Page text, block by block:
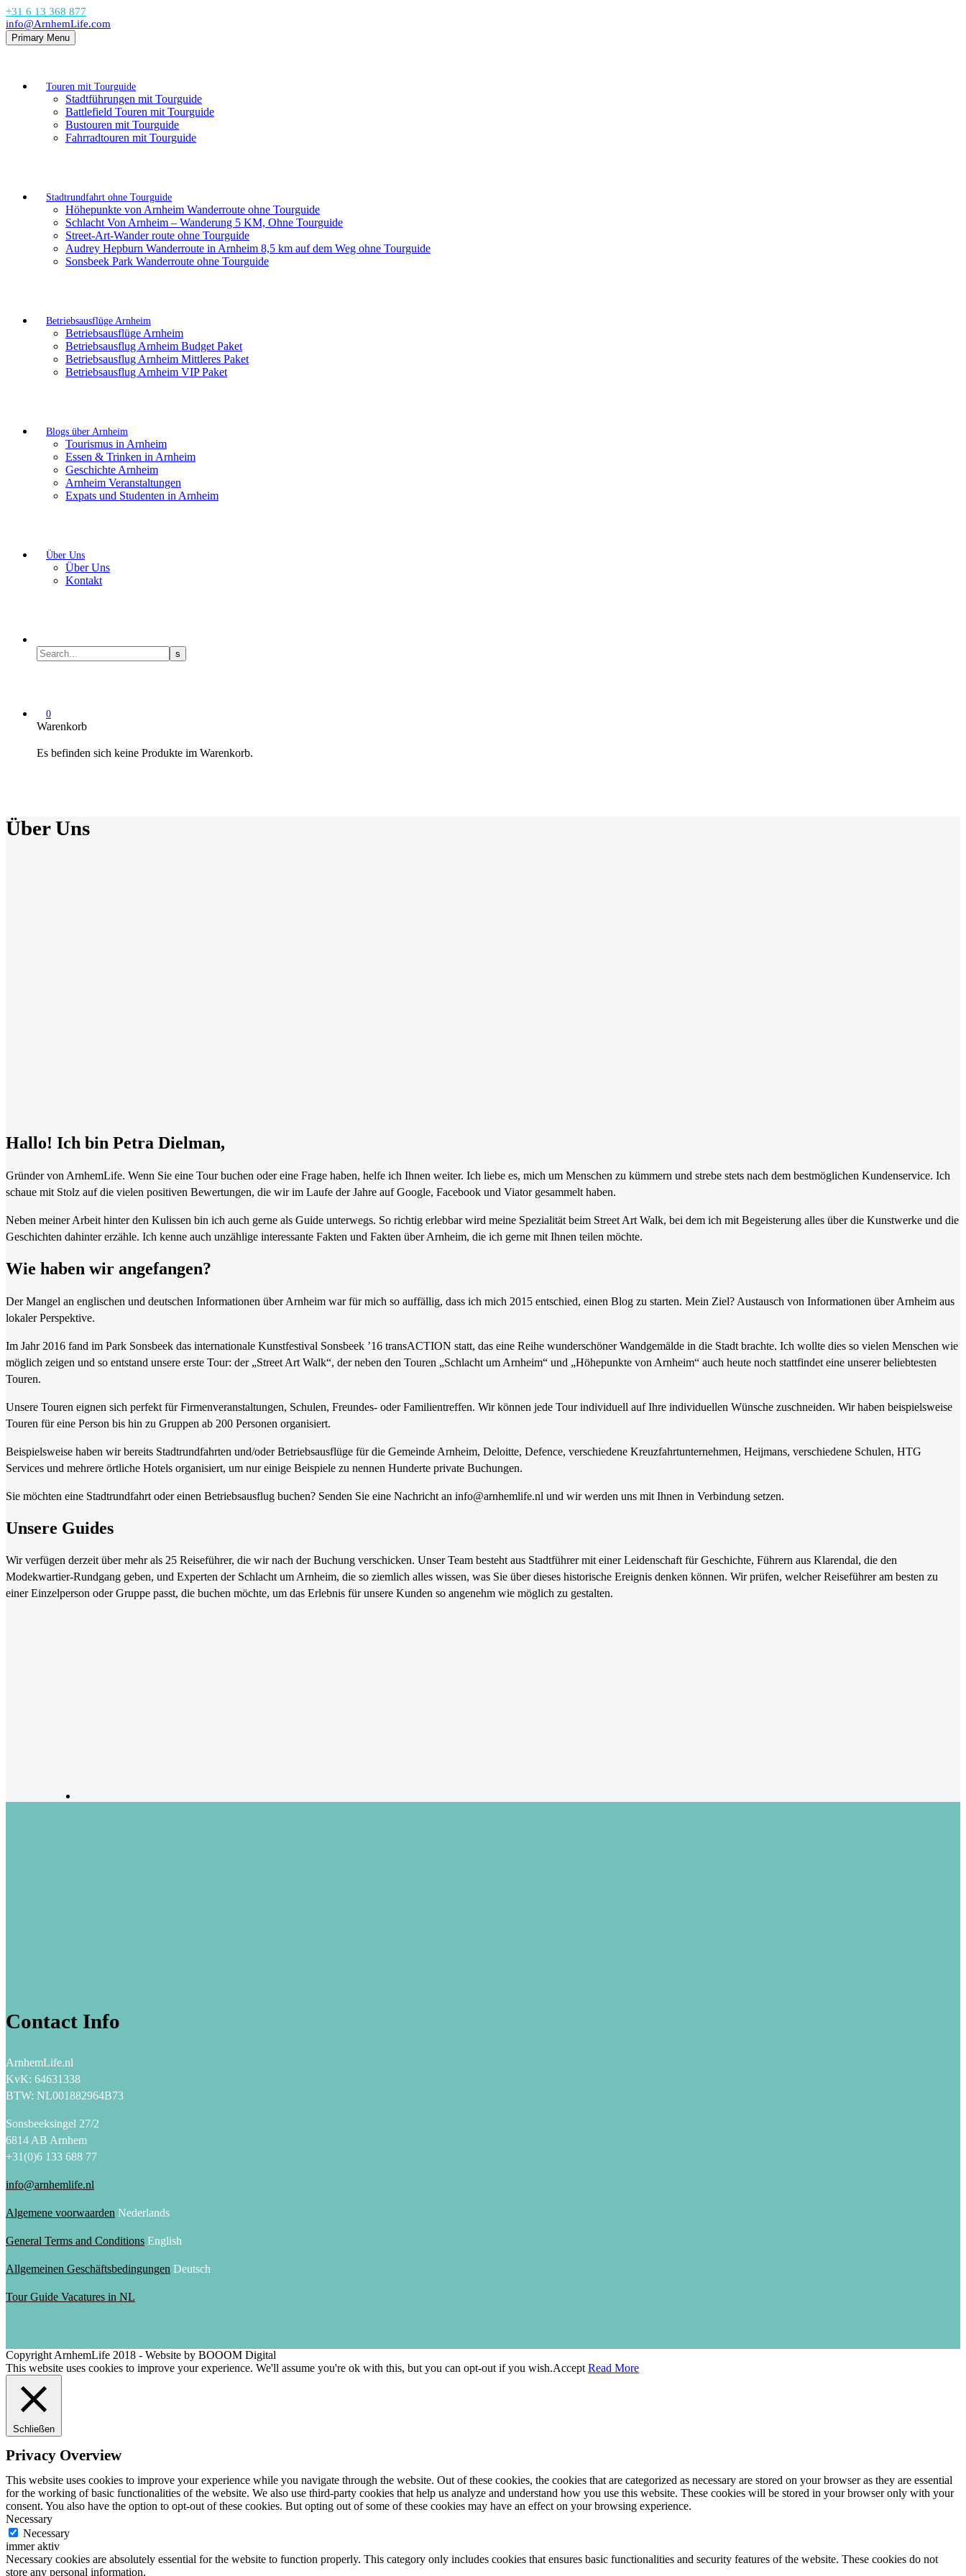
+31 6 13 368 877
info@ArnhemLife.com
Primary Menu
Touren mit Tourguide
Stadtführungen mit Tourguide
Battlefield Touren mit Tourguide
Bustouren mit Tourguide
Fahrradtouren mit Tourguide
Stadtrundfahrt ohne Tourguide
Höhepunkte von Arnheim Wanderroute ohne Tourguide
Schlacht Von Arnheim – Wanderung 5 KM, Ohne Tourguide
Street-Art-Wander route ohne Tourguide
Audrey Hepburn Wanderroute in Arnheim 8,5 km auf dem Weg ohne Tourguide
Sonsbeek Park Wanderroute ohne Tourguide
Betriebsausflüge Arnheim
Betriebsausflüge Arnheim
Betriebsausflug Arnheim Budget Paket
Betriebsausflug Arnheim Mittleres Paket
Betriebsausflug Arnheim VIP Paket
Blogs über Arnheim
Tourismus in Arnheim
Essen & Trinken in Arnheim
Geschichte Arnheim
Arnheim Veranstaltungen
Expats und Studenten in Arnheim
Über Uns
Über Uns
Kontakt
0
Warenkorb
Es befinden sich keine Produkte im Warenkorb.
Über Uns
Hallo! Ich bin Petra Dielman,
Gründer von ArnhemLife. Wenn Sie eine Tour buchen oder eine Frage haben, helfe ich Ihnen weiter. Ich liebe es, mich um Menschen zu kümmern und strebe stets nach dem bestmöglichen Kundenservice. Ich
schaue mit Stolz auf die vielen positiven Bewertungen, die wir im Laufe der Jahre auf Google, Facebook und Viator gesammelt haben.
Neben meiner Arbeit hinter den Kulissen bin ich auch gerne als Guide unterwegs. So richtig erlebbar wird meine Spezialität beim Street Art Walk, bei dem ich mit Begeisterung alles über die Kunstwerke und die
Geschichten dahinter erzähle. Ich kenne auch unzählige interessante Fakten und Fakten über Arnheim, die ich gerne mit Ihnen teilen möchte.
Wie haben wir angefangen?
Der Mangel an englischen und deutschen Informationen über Arnheim war für mich so auffällig, dass ich mich 2015 entschied, einen Blog zu starten. Mein Ziel? Austausch von Informationen über Arnheim aus
lokaler Perspektive.
Im Jahr 2016 fand im Park Sonsbeek das internationale Kunstfestival Sonsbeek ’16 transACTION statt, das eine Reihe wunderschöner Wandgemälde in die Stadt brachte. Ich wollte dies so vielen Menschen wie
möglich zeigen und so entstand unsere erste Tour: der „Street Art Walk“, der neben den Touren „Schlacht um Arnheim“ und „Höhepunkte von Arnheim“ auch heute noch stattfindet eine unserer beliebtesten
Touren.
Unsere Touren eignen sich perfekt für Firmenveranstaltungen, Schulen, Freundes- oder Familientreffen. Wir können jede Tour individuell auf Ihre individuellen Wünsche zuschneiden. Wir haben beispielsweise
Touren für eine Person bis hin zu Gruppen ab 200 Personen organisiert.
Beispielsweise haben wir bereits Stadtrundfahrten und/oder Betriebsausflüge für die Gemeinde Arnheim, Deloitte, Defence, verschiedene Kreuzfahrtunternehmen, Heijmans, verschiedene Schulen, HTG
Services und mehrere örtliche Hotels organisiert, um nur einige Beispiele zu nennen Hunderte private Buchungen.
Sie möchten eine Stadtrundfahrt oder einen Betriebsausflug buchen? Senden Sie eine Nachricht an info@arnhemlife.nl und wir werden uns mit Ihnen in Verbindung setzen.
Unsere Guides
Wir verfügen derzeit über mehr als 25 Reiseführer, die wir nach der Buchung verschicken. Unser Team besteht aus Stadtführer mit einer Leidenschaft für Geschichte, Führern aus Klarendal, die den
Modekwartier-Rundgang geben, und Experten der Schlacht um Arnheim, die so ziemlich alles wissen, was Sie über dieses historische Ereignis denken können. Wir prüfen, welcher Reiseführer am besten zu
einer Einzelperson oder Gruppe passt, die buchen möchte, um das Erlebnis für unsere Kunden so angenehm wie möglich zu gestalten.
Contact Info
ArnhemLife.nl
KvK: 64631338
BTW: NL001882964B73
Sonsbeeksingel 27/2
6814 AB Arnhem
+31(0)6 133 688 77
info@arnhemlife.nl
Algemene voorwaarden Nederlands
General Terms and Conditions English
Allgemeinen Geschäftsbedingungen Deutsch
Tour Guide Vacatures in NL
Copyright ArnhemLife 2018 - Website by BOOOM Digital
This website uses cookies to improve your experience. We'll assume you're ok with this, but you can opt-out if you wish.Accept Read More
Schließen
Privacy Overview
This website uses cookies to improve your experience while you navigate through the website. Out of these cookies, the cookies that are categorized as necessary are stored on your browser as they are essential
for the working of basic functionalities of the website. We also use third-party cookies that help us analyze and understand how you use this website. These cookies will be stored in your browser only with your
consent. You also have the option to opt-out of these cookies. But opting out of some of these cookies may have an effect on your browsing experience.
Necessary
Necessary
immer aktiv
Necessary cookies are absolutely essential for the website to function properly. This category only includes cookies that ensures basic functionalities and security features of the website. These cookies do not
store any personal information.